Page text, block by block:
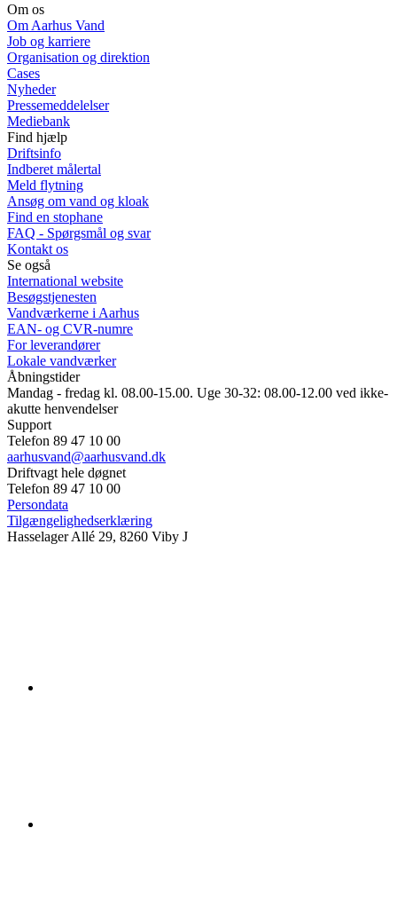
Om os
Om Aarhus Vand
Job og karriere
Organisation og direktion
Cases
Nyheder
Pressemeddelelser
Mediebank
Find hjælp
Driftsinfo
Indberet målertal
Meld flytning
Ansøg om vand og kloak
Find en stophane
FAQ - Spørgsmål og svar
Kontakt os
Se også
International website
Besøgstjenesten
Vandværkerne i Aarhus
EAN- og CVR-numre
For leverandører
Lokale vandværker
Åbningstider
Mandag - fredag kl. 08.00-15.00. Uge 30-32: 08.00-12.00 ved ikke-
akutte henvendelser
Support
Telefon 89 47 10 00
aarhusvand@aarhusvand.dk
Driftvagt hele døgnet
Telefon 89 47 10 00
Persondata
Tilgængelighedserklæring
Hasselager Allé 29, 8260 Viby J